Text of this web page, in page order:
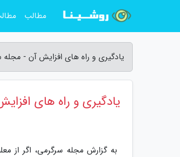
یادگیری و راه های افزایش آن -
یادگیری و راه های
به گزارش مجله سرگرمی، اگر از
مطالب